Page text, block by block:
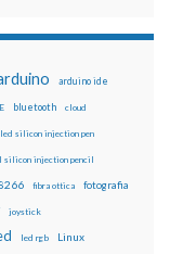
arduino ide
bluetooth cloud
silicon injection pen
silicon injection pencil
fibra ottica fotografia
joystick
led rgb Linux